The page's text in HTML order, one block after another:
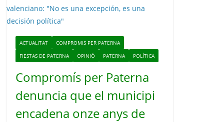
ACTUALITAT
COMPROMIS PER PATERNA
FIESTAS DE PATERNA
OPINIÓ PATERNA POLÍTICA
Compromís per Paterna
denuncia que el municipi
encadena onze anys de